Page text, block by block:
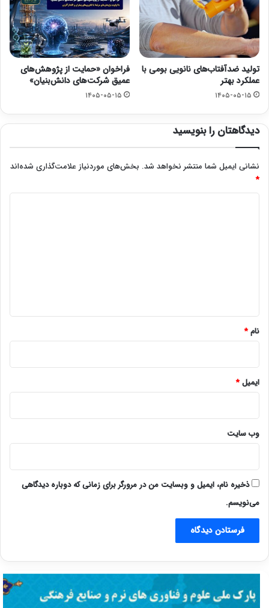
تولید ضدآفتاب‌های نانویی بومی با
عملکرد بهتر
۱۴۰۵-۰۵-۱۵
فراخوان «حمایت از پژوهش‌های
عمیق شرکت‌های دانش‌بنیان»
۱۴۰۵-۰۵-۱۵
دیدگاهتان را بنویسید
نشانی ایمیل شما منتشر نخواهد شد. بخش‌های موردنیاز علامت‌گذاری شده‌اند
*
نام*
ایمیل*
وب‌ سایت
ذخیره نام، ایمیل و وبسایت من در مرورگر برای زمانی که دوباره دیدگاهی
می‌نویسم.